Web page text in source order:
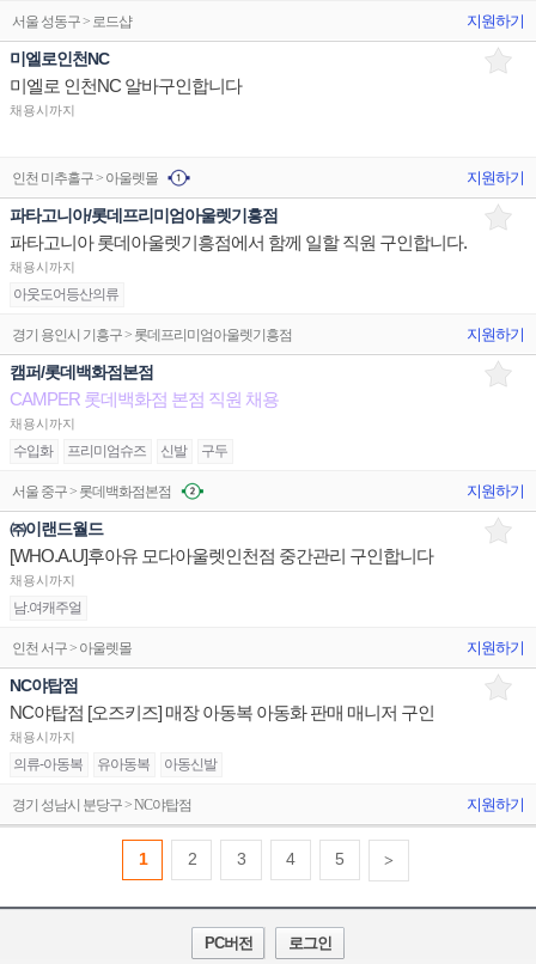
서울 성동구 > 로드샵 지원하기
미엘로인천NC
미엘로 인천NC 알바구인합니다
채용시까지
인천 미추홀구 > 아울렛몰 지원하기
파타고니아/롯데프리미엄아울렛기흥점
파타고니아 롯데아울렛기흥점에서 함께 일할 직원 구인합니다.
채용시까지
아웃도어등산의류
경기 용인시 기흥구 > 롯데프리미엄아울렛기흥점 지원하기
캠퍼/롯데백화점본점
CAMPER 롯데백화점 본점 직원 채용
채용시까지
수입화 프리미엄슈즈 신발 구두
서울 중구 > 롯데백화점본점 지원하기
㈜이랜드월드
[WHO.A.U]후아유 모다아울렛인천점 중간관리 구인합니다
채용시까지
남.여캐주얼
인천 서구 > 아울렛몰 지원하기
NC야탑점
NC야탑점 [오즈키즈] 매장 아동복 아동화 판매 매니저 구인
채용시까지
의류-아동복 유아동복 아동신발
경기 성남시 분당구 > NC야탑점 지원하기
1 2 3 4 5 >
PC버전 로그인